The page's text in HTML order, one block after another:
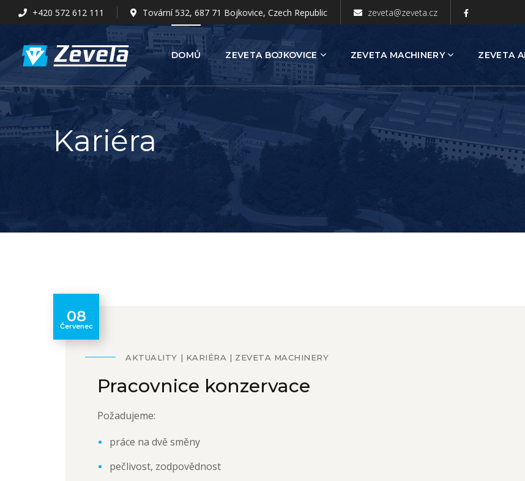
+420 572 612 111 Tovární 532, 687 71 Bojkovice, Czech Republic zeveta@zeveta.cz
DOMŮ ZEVETA BOJKOVICE ZEVETA MACHINERY ZEVETA
Kariéra
08
Červenec
AKTUALITY KARIÉRA ZEVETA MACHINERY
Pracovnice konzervace
Požadujeme:
práce na dvě směny
pečlivost, zodpovědnost